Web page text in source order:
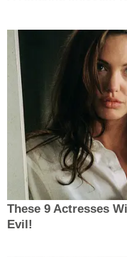
These 9 Actresses
Evil!